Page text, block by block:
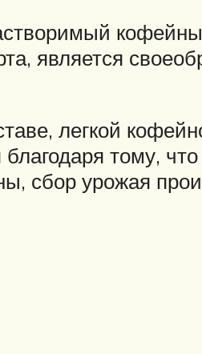
является
легкой
тому,
сбор урожая